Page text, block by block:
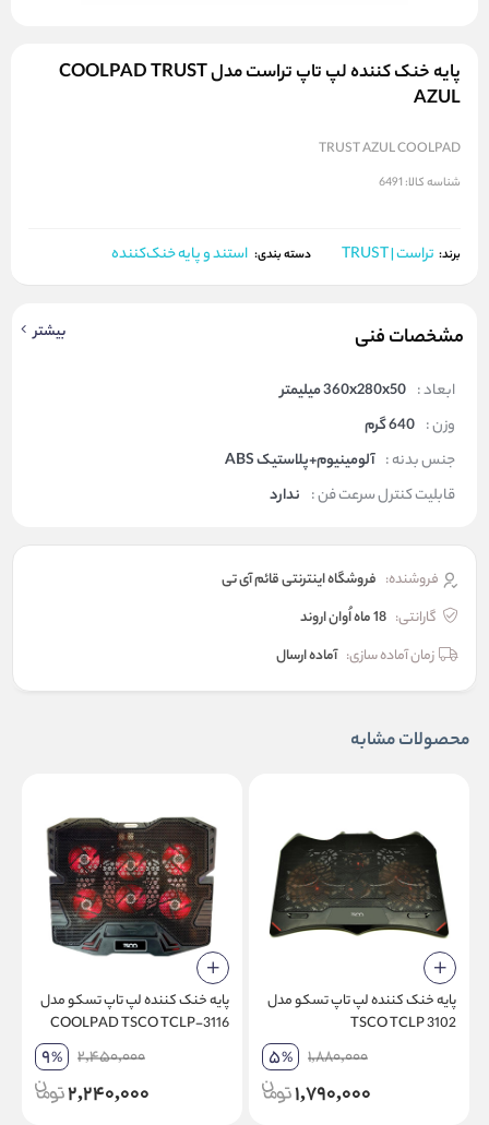
پایه خنک کننده لپ تاپ تراست مدل COOLPAD TRUST
AZUL
TRUST AZUL COOLPAD
شناسه کالا: 6491
برند: تراست | TRUST دسته بندی: استند و پایه خنک‌کننده
مشخصات فنی بیشتر
ابعاد : 360x280x50 میلیمتر
وزن : 640 گرم
جنس بدنه : آلومینیوم+پلاستیک ABS
قابلیت کنترل سرعت فن : ندارد
فروشنده: فروشگاه اینترنتی قائم آی تی
گارانتی: 18 ماه اُوان اروند
زمان آماده سازی: آماده ارسال
محصولات مشابه
پایه خنک کننده لپ تاپ تسکو مدل
TSCO TCLP 3102
1,880,000
5%
1,790,000
پایه خنک کننده لپ تاپ تسکو مدل
COOLPAD TSCO TCLP-3116
2,450,000
9%
2,240,000